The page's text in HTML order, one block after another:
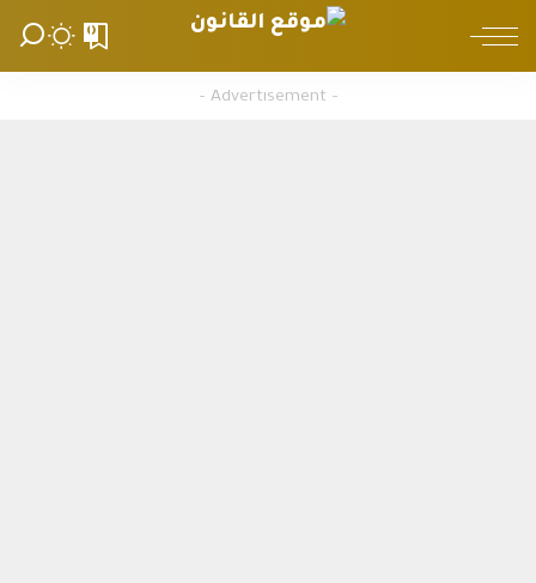
0
– Advertisement –